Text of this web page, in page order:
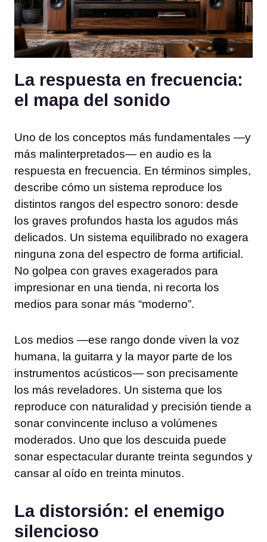
La respuesta en frecuencia:
el mapa del sonido
Uno de los conceptos más fundamentales —y
más malinterpretados— en audio es la
respuesta en frecuencia. En términos simples,
describe cómo un sistema reproduce los
distintos rangos del espectro sonoro: desde
los graves profundos hasta los agudos más
delicados. Un sistema equilibrado no exagera
ninguna zona del espectro de forma artificial.
No golpea con graves exagerados para
impresionar en una tienda, ni recorta los
medios para sonar más “moderno”.
Los medios —ese rango donde viven la voz
humana, la guitarra y la mayor parte de los
instrumentos acústicos— son precisamente
los más reveladores. Un sistema que los
reproduce con naturalidad y precisión tiende a
sonar convincente incluso a volúmenes
moderados. Uno que los descuida puede
sonar espectacular durante treinta segundos y
cansar al oído en treinta minutos.
La distorsión: el enemigo
silencioso